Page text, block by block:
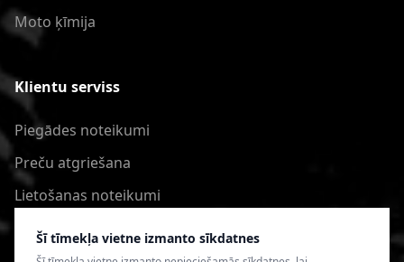
Šī tīmekļa vietne izmanto sīkdatnes
Moto ķīmija
Klientu serviss
Piegādes noteikumi
Preču atgriešana
Lietošanas noteikumi
Privātuma politika